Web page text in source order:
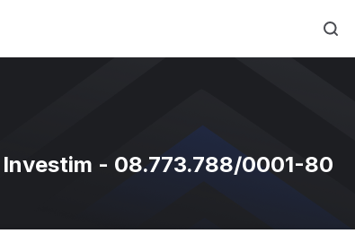
- 08.773.788/0001-80